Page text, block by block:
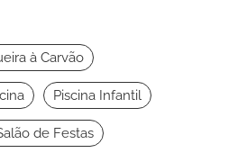
à Carvão
Piscina Infantil
de Festas